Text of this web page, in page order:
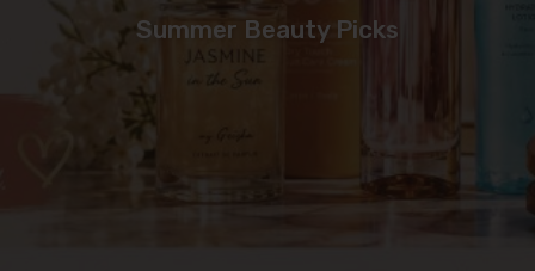
Summer Beauty Picks